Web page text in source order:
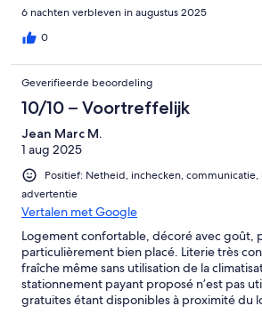
6 nachten verbleven in augustus 2025
0
Geverifieerde beoordeling
10/10 – Voortreffelijk
Jean Marc M.
1 aug 2025
Positief: Netheid, inchecken, communicatie,
advertentie
Vertalen met Google
Logement confortable, décoré avec goût,
particulièrement bien placé. Literie très
fraîche même sans utilisation de la
stationnement payant proposé n’est pas
gratuites étant disponibles à proximité du